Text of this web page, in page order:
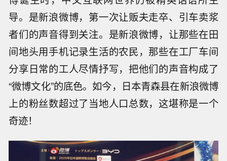
导。是新浪微博，第一次让贩夫走卒、引车卖浆
者们的声音得到关注。是新浪微博，让那些在田
间地头用手机记录生活的农民，那些在工厂车间
分享日常的工人尽情抒写，把他们的声音构成了
“微博文化”的底色。如今，日本青森县在新浪微博
上的粉丝数超过了当地人口总数，这堪称是一个
奇迹！